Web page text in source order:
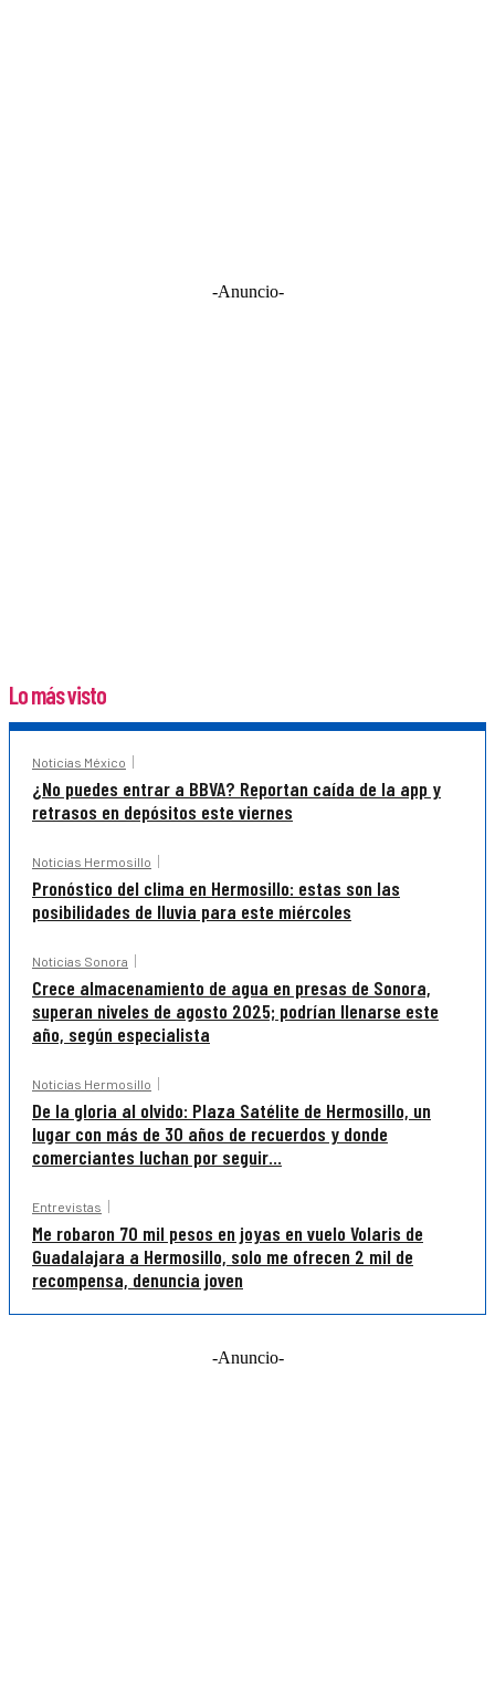
-Anuncio-
Lo más visto
Noticias México
¿No puedes entrar a BBVA? Reportan caída de la app y
retrasos en depósitos este viernes
Noticias Hermosillo
Pronóstico del clima en Hermosillo: estas son las
posibilidades de lluvia para este miércoles
Noticias Sonora
Crece almacenamiento de agua en presas de Sonora,
superan niveles de agosto 2025; podrían llenarse este
año, según especialista
Noticias Hermosillo
De la gloria al olvido: Plaza Satélite de Hermosillo, un
lugar con más de 30 años de recuerdos y donde
comerciantes luchan por seguir...
Entrevistas
Me robaron 70 mil pesos en joyas en vuelo Volaris de
Guadalajara a Hermosillo, solo me ofrecen 2 mil de
recompensa, denuncia joven
-Anuncio-